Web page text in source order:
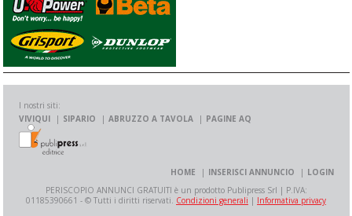
I nostri siti:
VIVIQUI
SIPARIO ABRUZZO A TAVOLA PAGINE AQ
HOME INSERISCI ANNUNCIO
LOGIN
PERISCOPIO ANNUNCI GRATUITI è un prodotto Publipress Srl | P.IVA:
01185390661 - © Tutti i diritti riservati. Condizioni generali | Informativa privacy